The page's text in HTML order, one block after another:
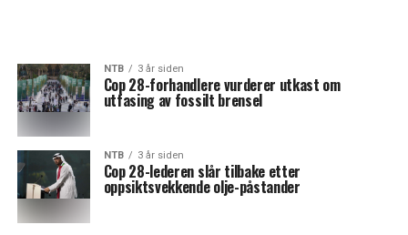
NTB 3 år siden
Cop 28-forhandlere vurderer utkast om
utfasing av fossilt brensel
NTB 3 år siden
Cop 28-lederen slår tilbake etter
oppsiktsvekkende olje-påstander